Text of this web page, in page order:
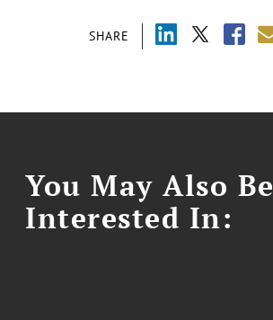
SHARE
You May Also Be
Interested In: